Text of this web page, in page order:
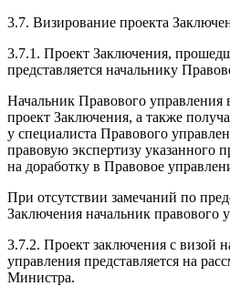
3.7. Визирование проекта
3.7.1. Проект Заключения,
представляется начальнику
Начальник Правового управления
проект Заключения, а также
у специалиста Правового
правовую экспертизу указанного
на доработку в Правовое
При отсутствии замечаний по
Заключения начальник правового
3.7.2. Проект заключения с визой
управления представляется на
Министра.